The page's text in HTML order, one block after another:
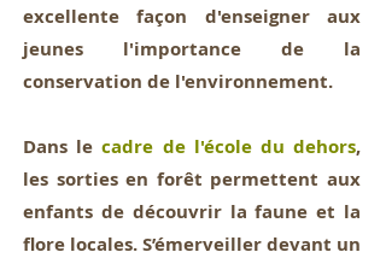
excellente façon d'enseigner aux
jeunes l'importance de la
conservation de l'environnement.
Dans lecadre de l'école du dehors,
les sorties en forêt permettent aux
enfants de découvrir la faune et la
flore locales. S’émerveiller devant un